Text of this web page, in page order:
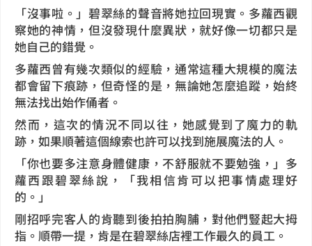
「沒事啦。」碧翠絲的聲音將她拉回現實。多蘿西觀
察她的神情，但沒發現什麼異狀，就好像一切都只是
她自己的錯覺。
多蘿西曾有幾次類似的經驗，通常這種大規模的魔法
都會留下痕跡，但奇怪的是，無論她怎麼追蹤，始終
無法找出始作俑者。
然而，這次的情況不同以往，她感覺到了魔力的軌
跡，如果順著這個線索也許可以找到施展魔法的人。
「你也要多注意身體健康，不舒服就不要勉強，」多
蘿西跟碧翠絲說，「我相信肯可以把事情處理好
的。」
剛招呼完客人的肯聽到後拍拍胸脯，對他們豎起大拇
指。順帶一提，肯是在碧翠絲店裡工作最久的員工。